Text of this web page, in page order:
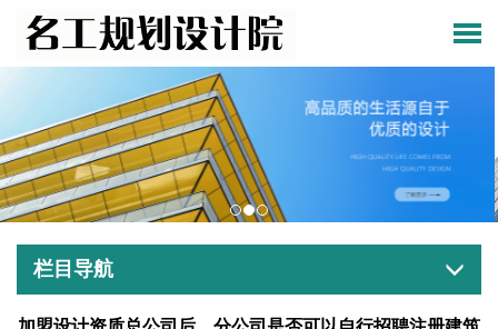
栏目导航